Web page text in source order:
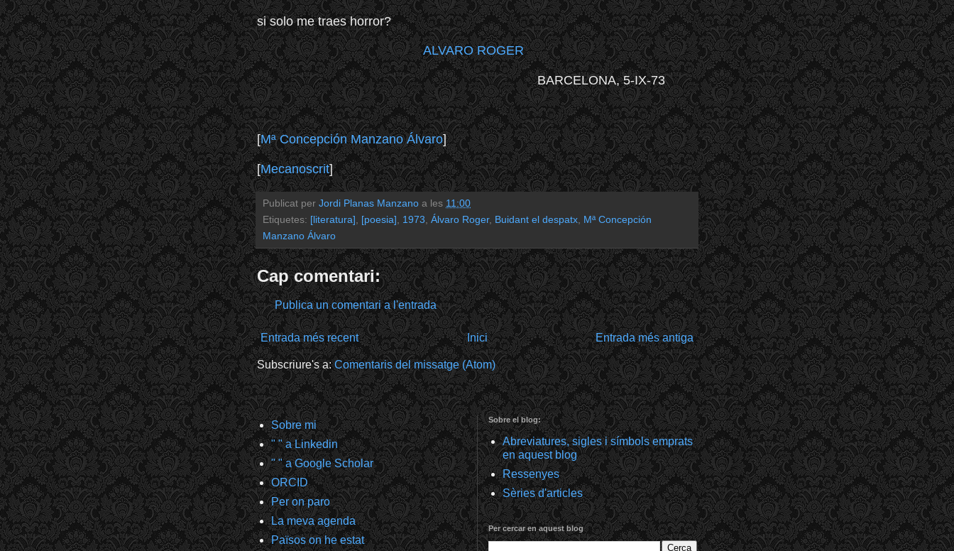
si solo me traes horror?
ALVARO ROGER
BARCELONA,5-IX-73
[Mª Concepción Manzano Álvaro]
[Mecanoscrit]
Publicat per Jordi Planas Manzano a les 11:00
Etiquetes: [literatura] [poesia] 1973 Álvaro Roger, Buidant el despatx Mª Concepción
Manzano Álvaro
Cap comentari:
Publica un comentari a l'entrada
Entrada més recent Entrada més antiga
Inici
Subscriure's a:Comentaris del missatge (Atom)
Sobre mi
" " a Linkedin
" " a Google Scholar
ORCID
Per on paro
La meva agenda
Països on he estat
Sobre el blog:
Abreviatures, sigles i símbols emprats
en aquest blog
Ressenyes
Sèries d'articles
Per cercar en aquest blog